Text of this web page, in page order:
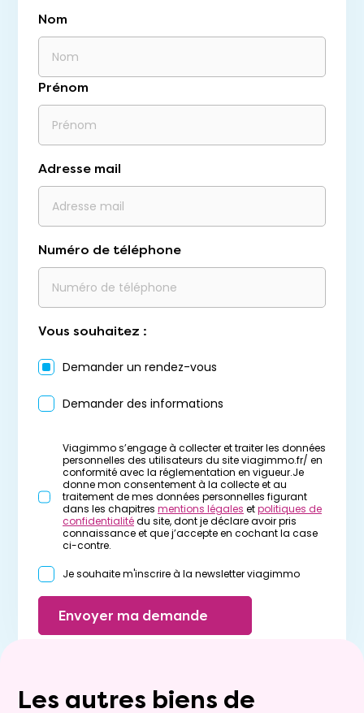
Nom
Prénom
Adresse mail
Numéro de téléphone
Vous souhaitez :
Demander un rendez-vous
Demander des informations
Viagimmo s’engage à collecter et traiter les données
personnelles des utilisateurs du site viagimmo.fr/ en
conformité avec la réglementation en vigueur.Je
donne mon consentement à la collecte et au
traitement de mes données personnelles figurant
dans les chapitres mentions légales etpolitiques de
confidentialitédu site, dont je déclare avoir pris
connaissance et que j’accepte en cochant la case
ci-contre.
Je souhaite m'inscrire à la newsletter viagimmo
Envoyer ma demande
Les autres biens de